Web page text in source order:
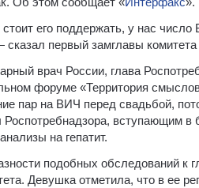
его поддержать, у нас
первый замглавы
врач России, глава
форуме «Территория
пар на ВИЧ перед свадьбой,
вступающим в
на гепатит.
подобных обследований к
Девушка отметила, что в ее